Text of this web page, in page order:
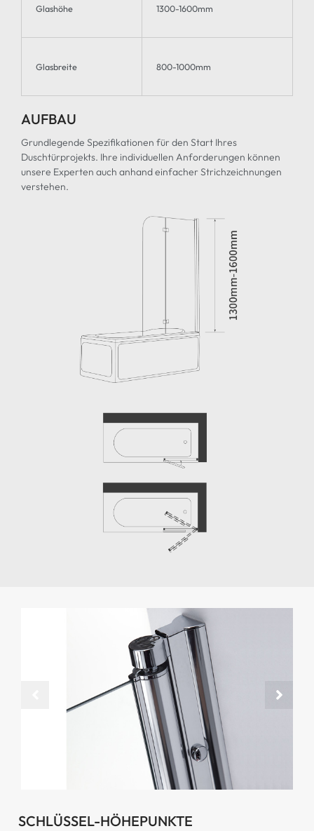
Glashöhe 1300-1600mm
Glasbreite 800-1000mm
AUFBAU
Grundlegende Spezifikationen für den Start Ihres
Duschtürprojekts. Ihre individuellen Anforderungen können
unsere Experten auch anhand einfacher Strichzeichnungen
verstehen.
Legierungsfaltungsscharnier
Großer Rotationswinkel
SCHLÜSSEL-HÖHEPUNKTE